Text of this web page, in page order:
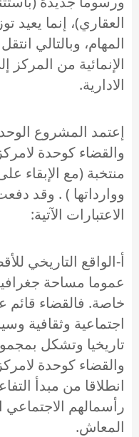
العقاري)، إنما يعيد
المهام، وبالتالي
الإنمائية من المركز
الادارية.
إعتمد المشروع
والقضاء كوحدة
منتخبة (مع الإبقاء
ووارداتها ) . وقد
الاعتبارات الآتية:
أ-الواقع التاريخي
عموما مساحة
خاصة. فالقضاء
اجتماعية وثقافية
تاريخيا وتشكل
والقضاء كوحدة
انطلاقا من مبدأ
رأسمالهم
المعاش.